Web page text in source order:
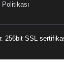
Politikası
256bit SSL